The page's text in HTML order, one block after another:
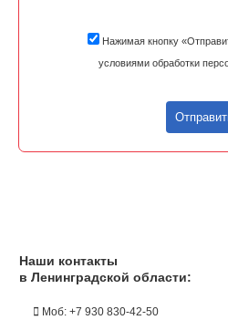
Нажимая кнопку
условиями обработки
Наши контакты
в Ленинградской области:
Моб: +7 930 830-42-50